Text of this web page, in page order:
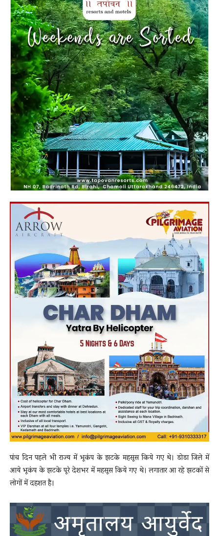
पांच दिन पहले भी राज्य में भूकंप के झटके महसूस किये गए थे। डोडा जिले में
आये भूकंप के झटके पूरे देशभर में महसूस किये गए थे। लगातार आ रहे झटकों से
लोगों में दहशत है।